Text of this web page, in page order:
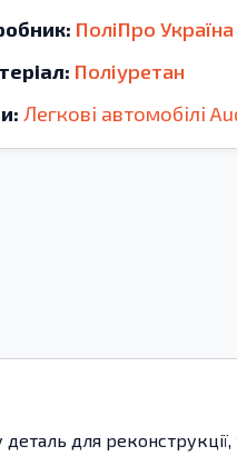
ПоліПро Україна
Поліуретан
Легкові автомобілі
для